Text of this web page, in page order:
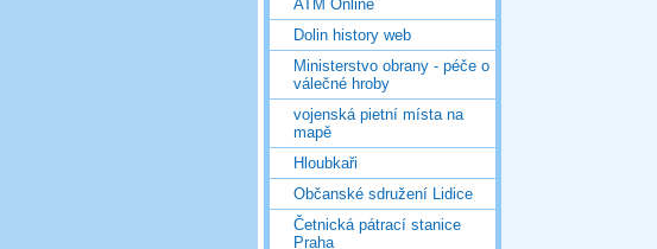
ATM Online
Dolin history web
Ministerstvo obrany - péče o
válečné hroby
vojenská pietní místa na
mapě
Hloubkaři
Občanské sdružení Lidice
Četnická pátrací stanice
Praha